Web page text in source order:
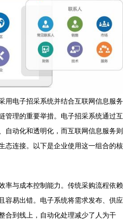
用电子招采系统并结合互联网信息服务
管理的重要举措。电子招采系统通过互
自动化和透明化，而互联网信息服务则
态连接。以下是企业使用这一组合的核
率与成本控制能力。传统采购流程依赖
容易出错。电子系统将需求发布、供应
合到线上，自动化处理减少了人为干